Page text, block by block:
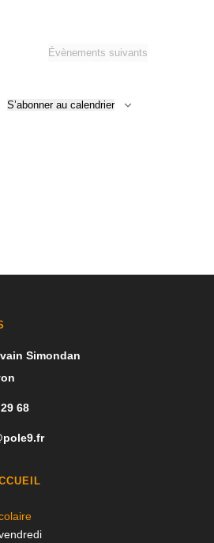
Évènements suivants
S’abonner au calendrier
Simondan
68